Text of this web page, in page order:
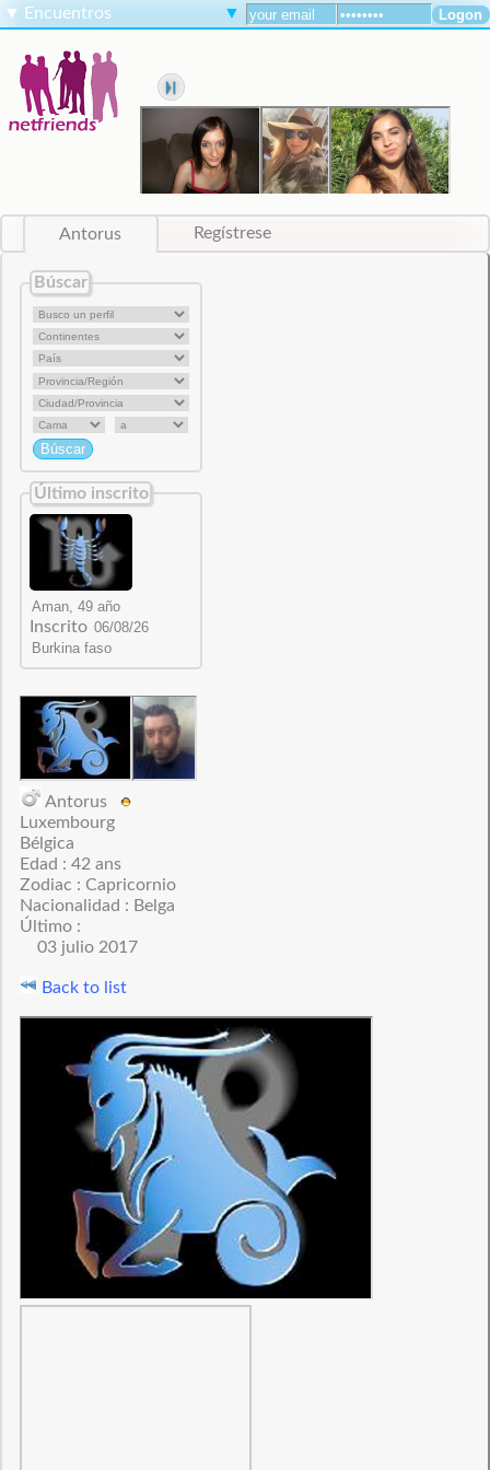
▼ Encuentros ▼
Antorus Regístrese
Búscar
Último inscrito
Inscrito
Antorus
Luxembourg
Bélgica
Edad : 42 ans
Zodiac : Capricornio
Nacionalidad : Belga
Último :
03 julio 2017
Back to list